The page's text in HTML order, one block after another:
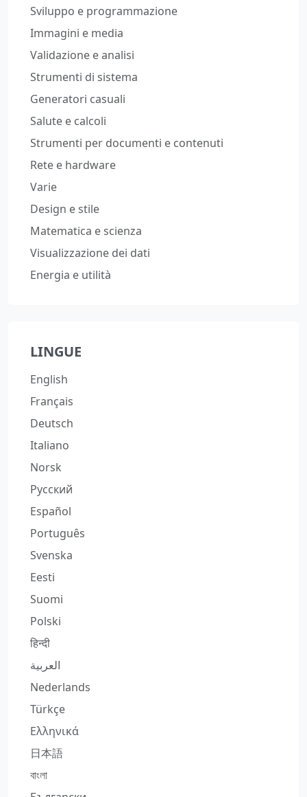
Sviluppo e programmazione
Immagini e media
Validazione e analisi
Strumenti di sistema
Generatori casuali
Salute e calcoli
Strumenti per documenti e contenuti
Rete e hardware
Varie
Design e stile
Matematica e scienza
Visualizzazione dei dati
Energia e utilità
LINGUE
English
Français
Deutsch
Italiano
Norsk
Русский
Español
Português
Svenska
Eesti
Suomi
Polski
हिन्दी
العربية
Nederlands
Türkçe
Ελληνικά
日本語
বাংলা